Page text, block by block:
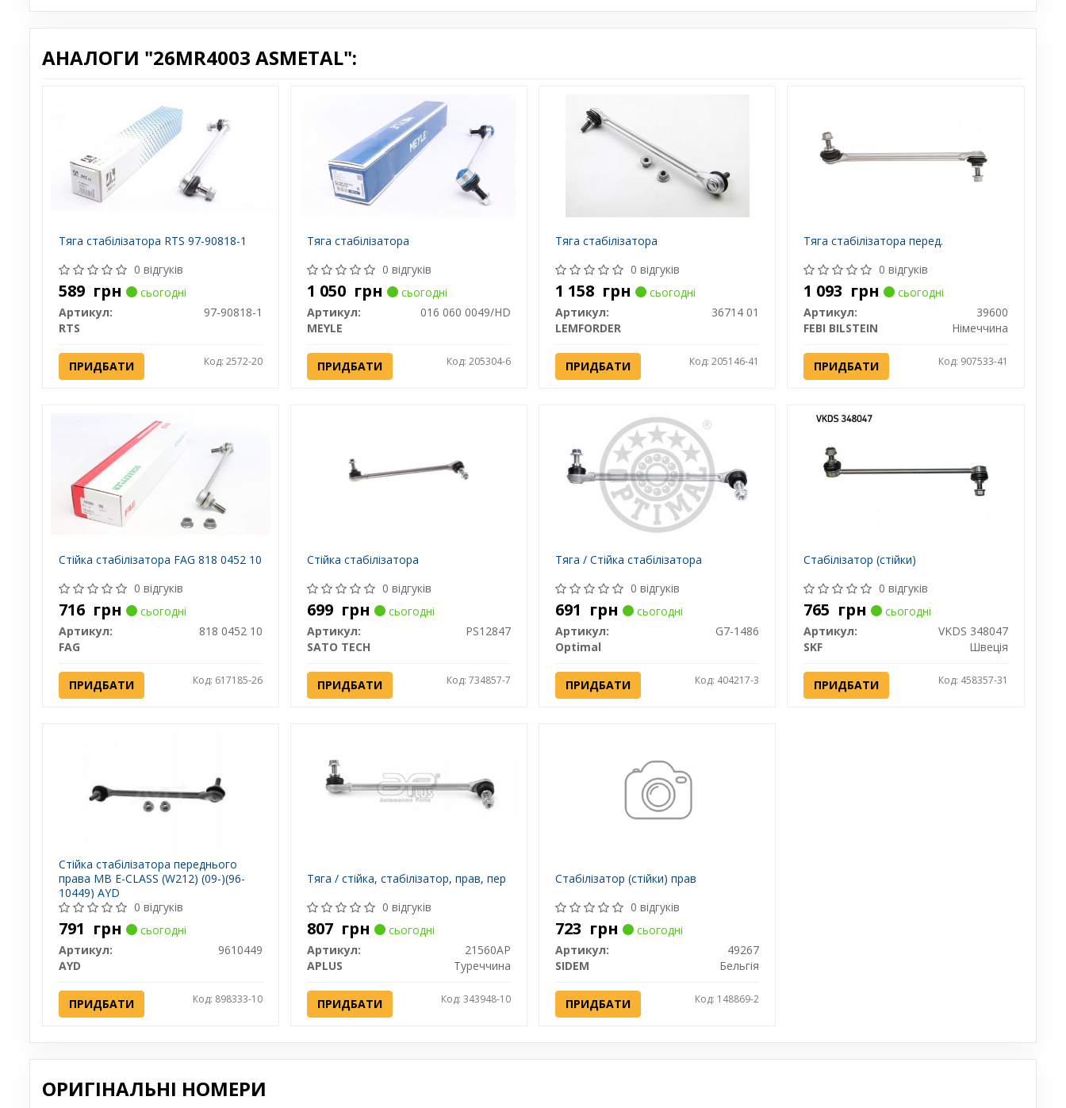
АНАЛОГИ "26MR4003 ASMETAL":
Тяга стабілізатора RTS 97-90818-1
0 відгуків
589 грн
сьогодні
Артикул:
97-90818-1
RTS
ПРИДБАТИ Код: 2572-20
Тяга стабілізатора
0 відгуків
1 050 грн
сьогодні
Артикул:
016 060 0049/HD
MEYLE
ПРИДБАТИ Код: 205304-6
Тяга стабілізатора
0 відгуків
1 158 грн
сьогодні
Артикул:
36714 01
LEMFORDER
ПРИДБАТИ Код: 205146-41
Тяга стабілізатора перед.
0 відгуків
1 093 грн
сьогодні
Артикул:
39600
FEBI BILSTEIN
Німеччина
ПРИДБАТИ Код: 907533-41
Стійка стабілізатора FAG 818 0452 10
0 відгуків
716 грн
сьогодні
Артикул:
818 0452 10
FAG
ПРИДБАТИ Код: 617185-26
Стійка стабілізатора
0 відгуків
699 грн
сьогодні
Артикул:
PS12847
SATO TECH
ПРИДБАТИ Код: 734857-7
Тяга / Стійка стабілізатора
0 відгуків
691 грн
сьогодні
Артикул:
G7-1486
Optimal
ПРИДБАТИ Код: 404217-3
Стабілізатор (стійки)
0 відгуків
765 грн
сьогодні
Артикул:
VKDS 348047
SKF
Швеція
ПРИДБАТИ Код: 458357-31
Стійка стабілізатора переднього
права MB E-CLASS (W212) (09-)(96-
10449) AYD
0 відгуків
791 грн
сьогодні
Артикул:
9610449
AYD
ПРИДБАТИ Код: 898333-10
Тяга / стійка, стабілізатор, прав, пер
0 відгуків
807 грн
сьогодні
Артикул:
21560AP
APLUS
Туреччина
ПРИДБАТИ Код: 343948-10
Стабілізатор (стійки) прав
0 відгуків
723 грн
сьогодні
Артикул:
49267
SIDEM
Бельгія
ПРИДБАТИ Код: 148869-2
ОРИГІНАЛЬНІ НОМЕРИ